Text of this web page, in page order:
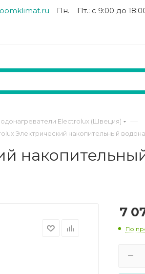
Пн. – Пт.: с 9:00 до
Electrolux (Швеция) —
Электрический накопительный
7
По